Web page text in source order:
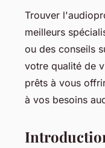
Trouver
meilleurs
ou des conseils
votre qualité de
prêts à vous
à vos besoins